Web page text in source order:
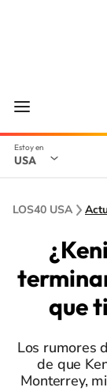
USA
LOS40 USA
que
Los rumores
de que
Monterrey,